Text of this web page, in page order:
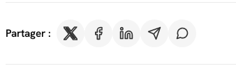
Partager :